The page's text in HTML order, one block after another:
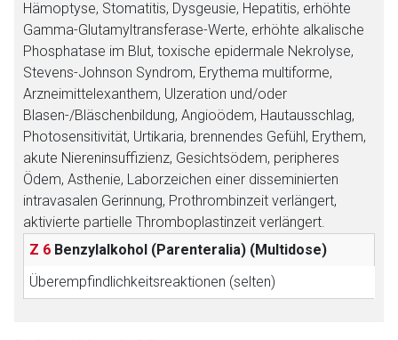
Hämoptyse, Stomatitis, Dysgeusie, Hepatitis, erhöhte
Gamma-Glutamyltransferase-Werte, erhöhte alkalische
Phosphatase im Blut, toxische epidermale Nekrolyse,
Stevens-Johnson Syndrom, Erythema multiforme,
Arzneimittelexanthem, Ulzeration und/oder
Blasen-/Bläschenbildung, Angioödem, Hautausschlag,
Photosensitivität, Urtikaria, brennendes Gefühl, Erythem,
akute Niereninsuffizienz, Gesichtsödem, peripheres
Ödem, Asthenie, Laborzeichen einer disseminierten
intravasalen Gerinnung, Prothrombinzeit verlängert,
aktivierte partielle Thromboplastinzeit verlängert.
Z 6 Benzylalkohol (Parenteralia) (Multidose)
Überempfindlichkeitsreaktionen (selten)